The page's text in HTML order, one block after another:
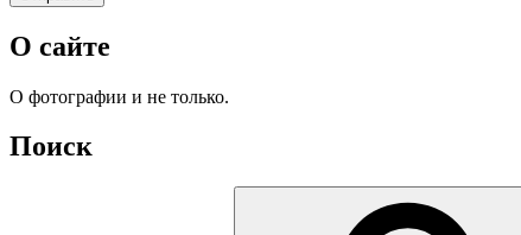
О сайте
О фотографии и не только.
Поиск